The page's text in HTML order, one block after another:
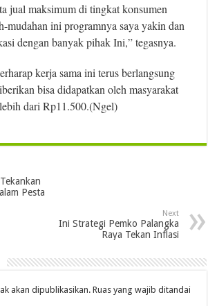
jual maksimum di tingkat konsumen
mudahan ini programnya saya yakin dan
dengan banyak pihak Ini,” tegasnya.
kerja sama ini terus berlangsung
bisa didapatkan oleh masyarakat
dari Rp11.500.(Ngel)
Pesta
Next
Ini Strategi Pemko Palangka
Raya Tekan Inflasi
akan dipublikasikan. Ruas yang wajib ditandai